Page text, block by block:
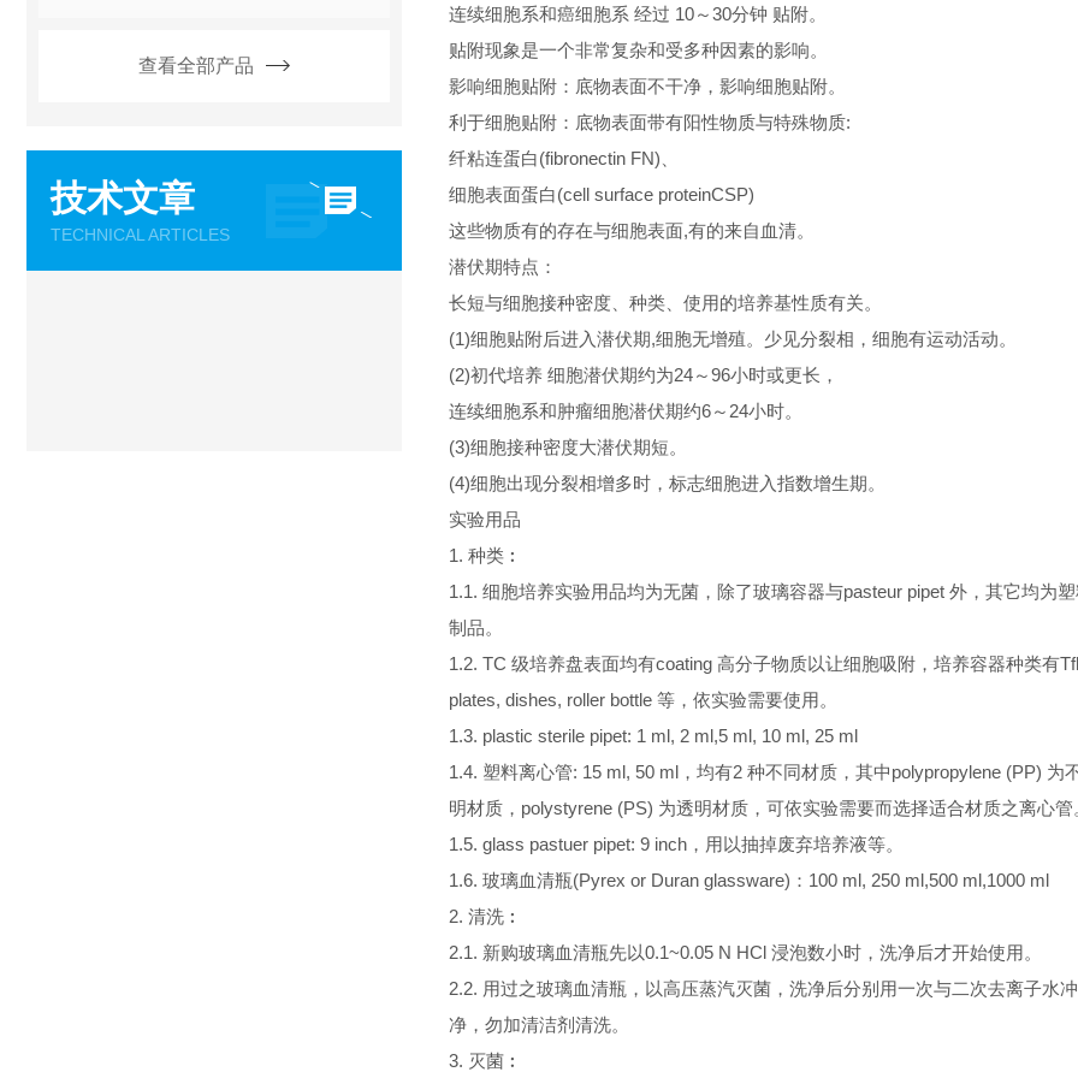
查看全部产品
技术文章
TECHNICAL ARTICLES
连续细胞系和癌细胞系 经过 10～30分钟 贴附。
贴附现象是一个非常复杂和受多种因素的影响。
影响细胞贴附：底物表面不干净，影响细胞贴附。
利于细胞贴附：底物表面带有阳性物质与特殊物质:
纤粘连蛋白(fibronectin FN)、
细胞表面蛋白(cell surface proteinCSP)
这些物质有的存在与细胞表面,有的来自血清。
潜伏期特点：
长短与细胞接种密度、种类、使用的培养基性质有关。
(1)细胞贴附后进入潜伏期,细胞无增殖。少见分裂相，细胞有运动活动。
(2)初代培养 细胞潜伏期约为24～96小时或更长，
连续细胞系和肿瘤细胞潜伏期约6～24小时。
(3)细胞接种密度大潜伏期短。
(4)细胞出现分裂相增多时，标志细胞进入指数增生期。
实验用品
1. 种类︰
1.1. 细胞培养实验用品均为无菌，除了玻璃容器与pasteur pipet 外，其它均为
制品。
1.2. TC 级培养盘表面均有coating 高分子物质以让细胞吸附，培养容器种类有
plates, dishes, roller bottle 等，依实验需要使用。
1.3. plastic sterile pipet: 1 ml, 2 ml,5 ml, 10 ml, 25 ml
1.4. 塑料离心管: 15 ml, 50 ml，均有2 种不同材质，其中polypropylene (PP) 为
明材质，polystyrene (PS) 为透明材质，可依实验需要而选择适合材质之离心管
1.5. glass pastuer pipet: 9 inch，用以抽掉废弃培养液等。
1.6. 玻璃血清瓶(Pyrex or Duran glassware)：100 ml, 250 ml,500 ml,1000 ml
2. 清洗︰
2.1. 新购玻璃血清瓶先以0.1~0.05 N HCl 浸泡数小时，洗净后才开始使用。
2.2. 用过之玻璃血清瓶，以高压蒸汽灭菌，洗净后分别用一次与二次去离子水
净，勿加清洁剂清洗。
3. 灭菌︰